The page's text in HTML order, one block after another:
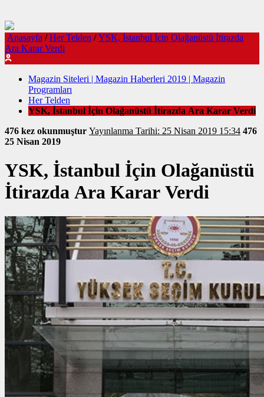
Anasayfa / Her Telden / YSK, İstanbul İçin Olağanüstü İtirazda
Ara Karar Verdi
Magazin Siteleri | Magazin Haberleri 2019 | Magazin
Programları
Her Telden
YSK, İstanbul İçin Olağanüstü İtirazda Ara Karar Verdi
476 kez okunmuştur
Yayınlanma Tarihi: 25 Nisan 2019 15:34 476
25 Nisan 2019
YSK, İstanbul İçin Olağanüstü
İtirazda Ara Karar Verdi